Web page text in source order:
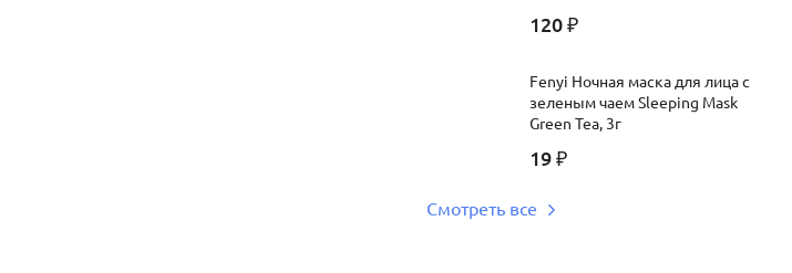
120 ₽
Fenyi Ночная маска для лица с
зеленым чаем Sleeping Mask
Green Tea, 3г
19 ₽
Смотреть все